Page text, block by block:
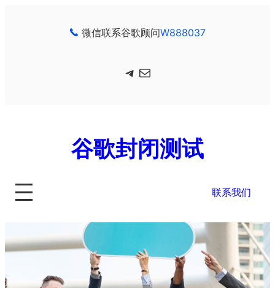
微信联系谷歌顾问W888037
Telegram 电子邮件
谷歌封闭测试
联系我们